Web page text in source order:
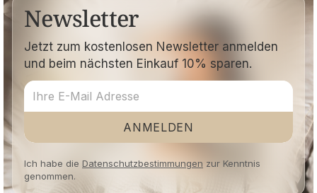
Newsletter
Jetzt zum kostenlosen Newsletter anmelden
und beim nächsten Einkauf 10% sparen.
ANMELDEN
Ich habe die Datenschutzbestimmungen zur Kenntnis
genommen.